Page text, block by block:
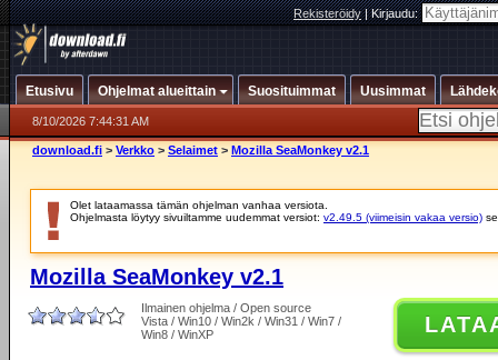
Rekisteröidy|Kirjaudu:
Etusivu Ohjelmat alueittain Suosituimmat Uusimmat
8/10/2026 7:44:31 AM
download.fi > Verkko > Selaimet > Mozilla SeaMonkey v2.1
Olet lataamassa tämän ohjelman vanhaa versiota.
Ohjelmasta löytyy sivuiltamme uudemmat versiot: v2.49.5 (viimeisin vakaa versio)
Mozilla SeaMonkey v2.1
Ilmainen ohjelma / Open source
Vista / Win10 / Win2k / Win31 / Win7 /
Win8 / WinXP